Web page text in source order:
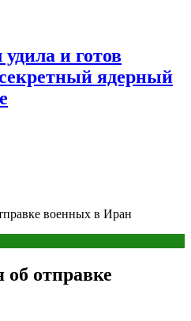
и готов
ядерный
военных в Иран
отправке